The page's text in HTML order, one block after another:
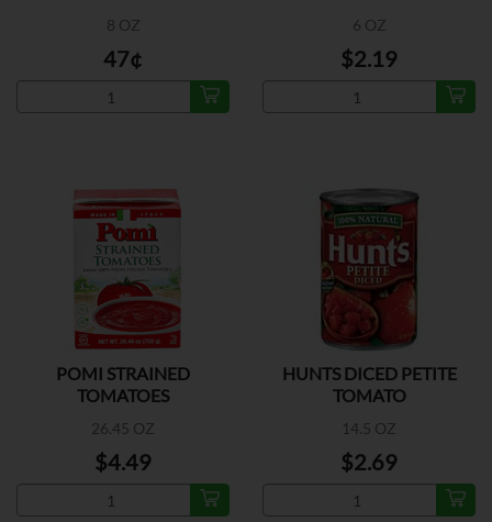
8 OZ
47¢
6 OZ
$2.19
POMI STRAINED
TOMATOES
26.45 OZ
$4.49
HUNTS DICED PETITE
TOMATO
14.5 OZ
$2.69